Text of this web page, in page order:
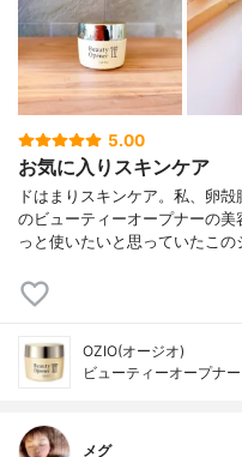
5.00
お気に入りスキンケア
ドはまりスキンケア。私、卵
のビューティーオープナーの
っと使いたいと思っていたこ
OZIO(オージオ)
ビューティーオープナ
メグ